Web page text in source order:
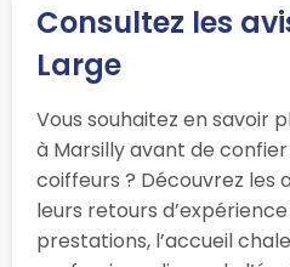
Consultez les
Large
Vous souhaitez en savoir
à Marsilly avant de
coiffeurs ? Découvrez les
leurs retours
prestations, l’accueil